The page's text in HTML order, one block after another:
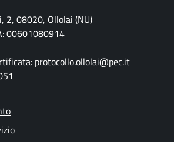
2, 08020, Ollolai (NU)
00601080914
protocollo.ollolai@pec.it